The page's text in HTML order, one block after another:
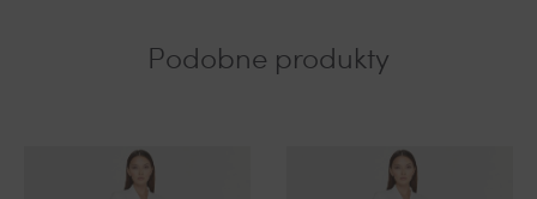
Podobne produkty